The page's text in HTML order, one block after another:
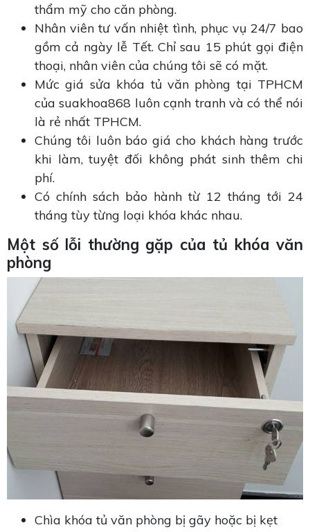
thẩm mỹ cho căn phòng.
Nhân viên tư vấn nhiệt tình, phục vụ 24/7 bao
gồm cả ngày lễ Tết. Chỉ sau 15 phút gọi điện
thoại, nhân viên của chúng tôi sẽ có mặt.
Mức giá sửa khóa tủ văn phòng tại TPHCM
của suakhoa868 luôn cạnh tranh và có thể nói
là rẻ nhất TPHCM.
Chúng tôi luôn báo giá cho khách hàng trước
khi làm, tuyệt đối không phát sinh thêm chi
phí.
Có chính sách bảo hành từ 12 tháng tới 24
tháng tùy từng loại khóa khác nhau.
Một số lỗi thường gặp của tủ khóa văn
phòng
Chìa khóa tủ văn phòng bị gãy hoặc bị kẹt